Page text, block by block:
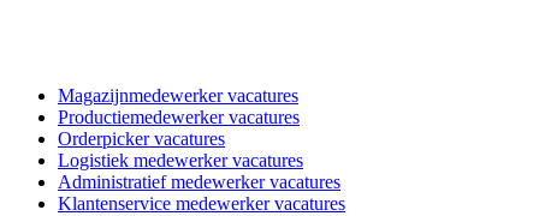
Magazijnmedewerker vacatures
Productiemedewerker vacatures
Orderpicker vacatures
Logistiek medewerker vacatures
Administratief medewerker vacatures
Klantenservice medewerker vacatures